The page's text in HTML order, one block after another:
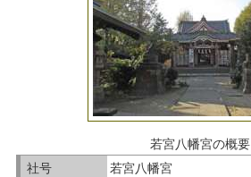
若宮八幡宮の概要
社号
若宮八幡宮